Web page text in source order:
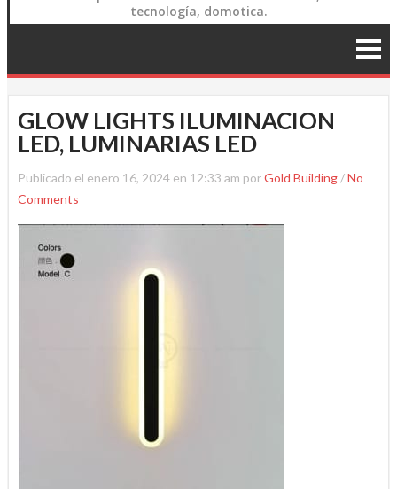
tecnología, domotica.
GLOW LIGHTS ILUMINACION
LED, LUMINARIAS LED
Publicado el enero 16, 2024 en 12:33 am porGold Building /No
Comments